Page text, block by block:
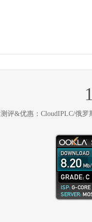
测评&优惠：CloudIPLC/俄